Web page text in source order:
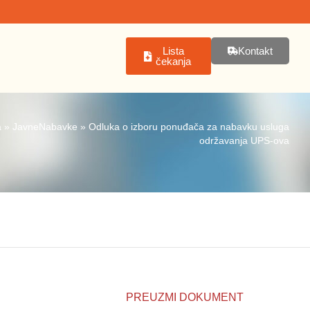
Lista
čekanja
Kontakt
» JavneNabavke » Odluka o izboru ponuđača za nabavku usluga
održavanja UPS-ova
PREUZMI DOKUMENT